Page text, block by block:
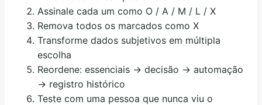
Assinale cada um como O / A / M / L / X
Remova todos os marcados como X
Transforme dados subjetivos em múltipla
escolha
Reordene: essenciais → decisão → automação
→ registro histórico
Teste com uma pessoa que nunca viu o